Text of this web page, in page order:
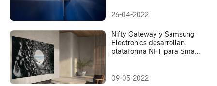
26-04-2022
Nifty Gateway y Samsung
Electronics desarrollan
plataforma NFT para Smart
09-05-2022